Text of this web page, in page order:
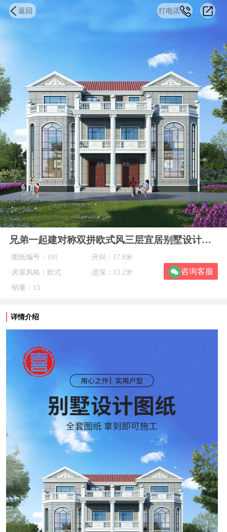
返回 打电话
兄弟一起建对称双拼欧式风三层宜居别墅设计浙江喜天下建筑设计有限公司
·图纸编号：191
·开间：17.8米
·房屋风格：欧式
·进深：13.2米
·销量：13
咨询客服
详情介绍